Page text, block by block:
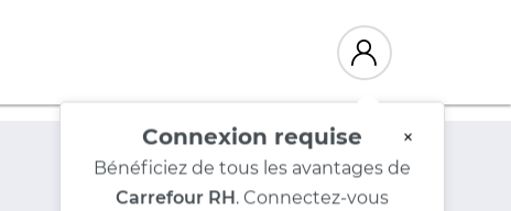
Connexion requise ×
Bénéficiez de tous les avantages de
Carrefour RH . Connectez-vous